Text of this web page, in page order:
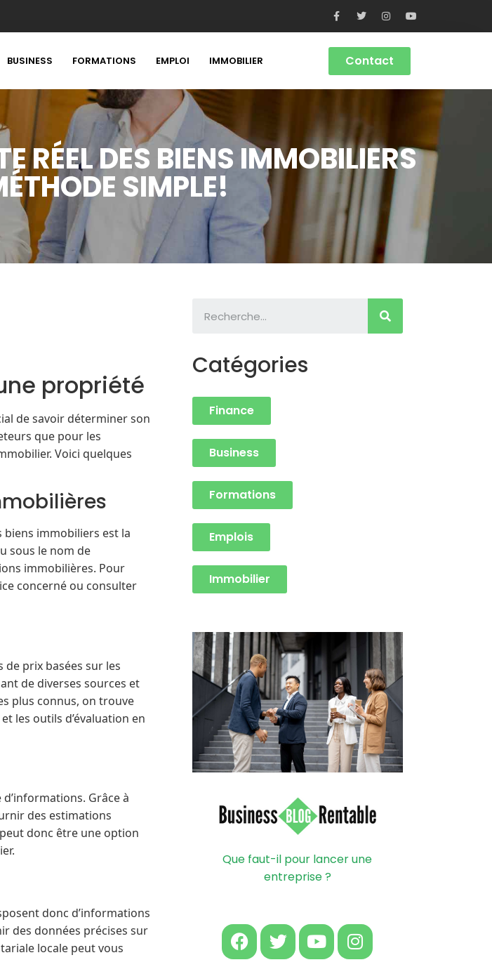
BUSINESS FORMATIONS EMPLOI IMMOBILIER Contact
RÉEL DES BIENS IMMOBILIERS
SIMPLE!
propriété
de savoir déterminer son
que pour les
Voici quelques
biens immobiliers est la
sous le nom de
immobilières. Pour
concerné ou consulter
prix basées sur les
de diverses sources et
plus connus, on trouve
les outils d’évaluation en
Grâce à
des estimations
donc être une option
donc d’informations
des données précises sur
locale peut vous
Catégories
Finance
Business
Formations
Emplois
Immobilier
Que faut-il pour lancer une
entreprise ?